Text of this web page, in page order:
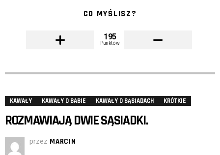
CO MYŚLISZ?
195
Punktów
KAWAŁY KAWAŁY O BABIE KAWAŁY O SĄSIADACH KRÓTKIE
ROZMAWIAJĄ DWIE SĄSIADKI.
przez MARCIN